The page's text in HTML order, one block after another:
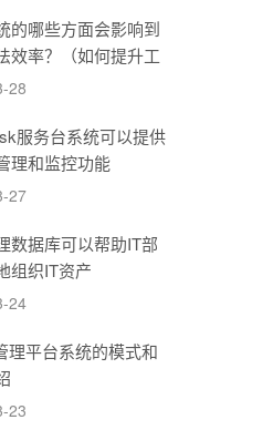
的哪些方面会影响到
效率？（如何提升工
运转效率）
28
服务台系统可以提供
理和监控功能
27
数据库可以帮助IT部
组织IT资产
24
理平台系统的模式和
23